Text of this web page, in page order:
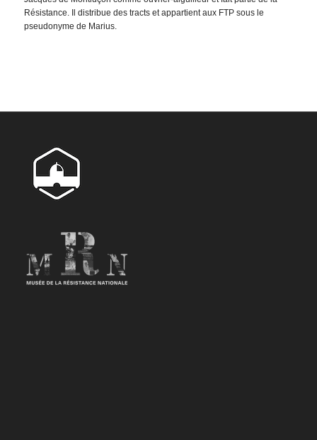
Résistance. Il distribue des tracts et appartient aux FTP sous le
pseudonyme de Marius.